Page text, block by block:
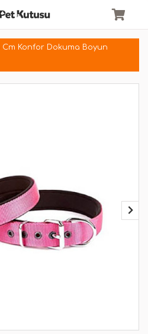
Cm Konfor Dokuma Boyun